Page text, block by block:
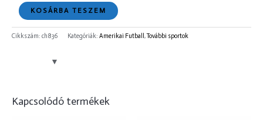
KOSÁRBA TESZEM
Cikkszám: ch836 Kategóriák: Amerikai Futball,További sportok
Kapcsolódó termékek